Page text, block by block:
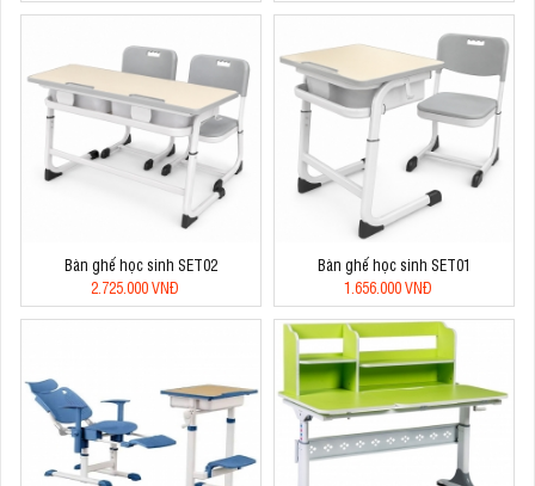
Bàn ghế học sinh SET02
2.725.000 VNĐ
Bàn ghế học sinh SET01
1.656.000 VNĐ